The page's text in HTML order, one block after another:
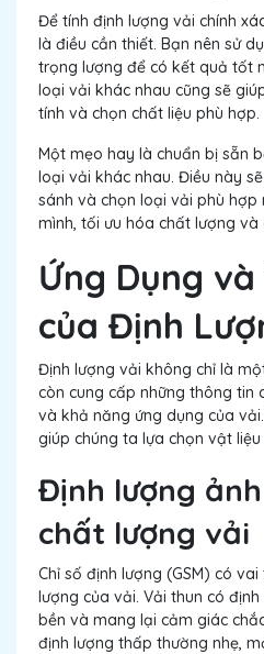
Để tính định lượng vải chính
là điều cần thiết. Bạn nên sử
trọng lượng để có kết quả tốt
loại vải khác nhau cũng sẽ
tính và chọn chất liệu phù hợp.
Một mẹo hay là chuẩn bị sẵn
loại vải khác nhau. Điều này
sánh và chọn loại vải phù hợp
mình, tối ưu hóa chất lượng và
Ứng Dụng
của Định
Định lượng vải không chỉ là
còn cung cấp những thông tin
và khả năng ứng dụng của
giúp chúng ta lựa chọn vật
Định lượng
chất lượng vải
Chỉ số định lượng (GSM) có
lượng của vải. Vải thun có
bền và mang lại cảm giác
định lượng thấp thường nhẹ,